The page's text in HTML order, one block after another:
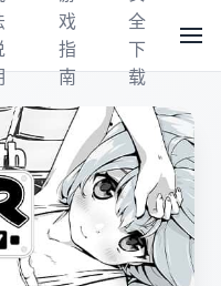
戏
指
南
全
下
载